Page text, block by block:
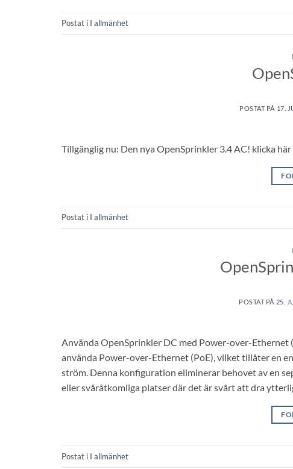
Postat i I allmänhet
POSTAT PÅ 17.
Tillgänglig nu: Den nya OpenSprinkler 3.4 AC! klicka
Postat i I allmänhet
POSTAT PÅ 25.
Använda OpenSprinkler DC med Power-over-
använda Power-over-Ethernet (PoE), vilket tillåter en
ström. Denna konfiguration eliminerar behovet av en
eller svåråtkomliga platser där det är svårt att dra
Postat i I allmänhet